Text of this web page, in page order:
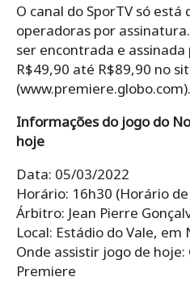
O canal do SporTV só está
operadoras por
ser encontrada e
R$49,90 até R$89,90 no
(www.premiere.globo.com).
Informações do jogo do
hoje
Data: 05/03/2022
Horário: 16h30 (Horário
Árbitro: Jean Pierre
Local: Estádio do Vale,
Onde assistir jogo de hoje:
Premiere